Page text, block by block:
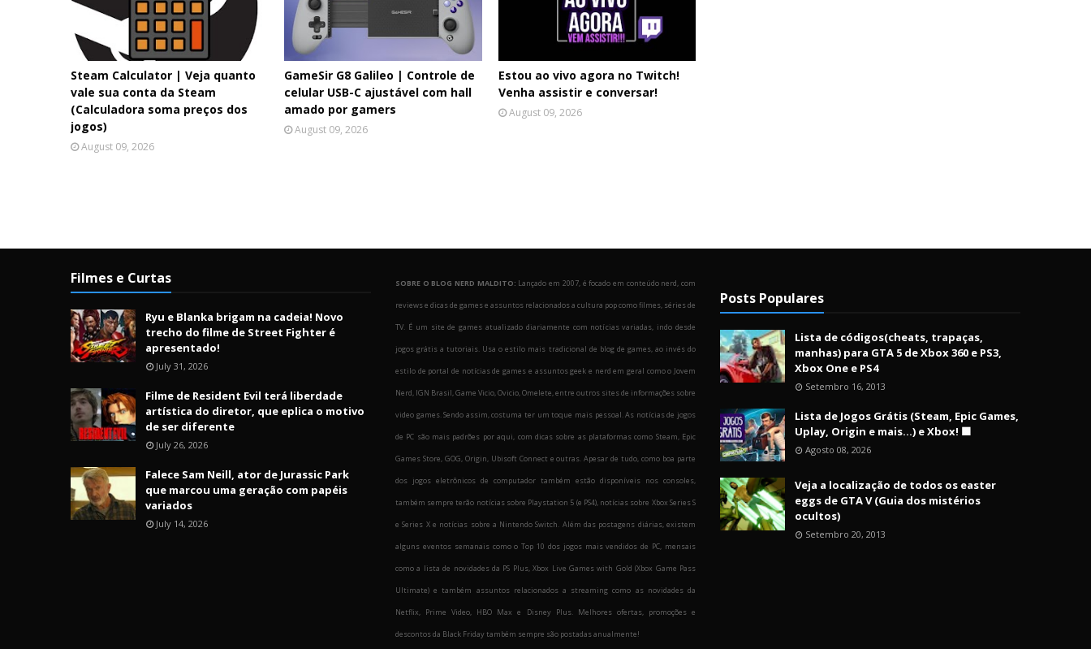
Steam Calculator | Veja quanto
vale sua conta da Steam
(Calculadora soma preços dos
jogos)
August 09, 2026
GameSir G8 Galileo | Controle de
celular USB-C ajustável com hall
amado por gamers
August 09, 2026
Estou ao vivo agora no Twitch!
Venha assistir e conversar!
August 09, 2026
Filmes e Curtas
Ryu e Blanka brigam na cadeia! Novo
trecho do filme de Street Fighter é
apresentado!
July 31, 2026
Filme de Resident Evil terá liberdade
artística do diretor, que eplica o motivo
de ser diferente
July 26, 2026
Falece Sam Neill, ator de Jurassic Park
que marcou uma geração com papéis
variados
July 14, 2026
SOBRE O BLOG NERD MALDITO: Lançado em 2007, é focado em conteúdo nerd, com
reviews e dicas de games e assuntos relacionados a cultura pop como filmes, séries de
TV. É um site de games atualizado diariamente com notícias variadas, indo desde
jogos grátis a tutoriais. Usa o estilo mais tradicional de blog de games, ao invés do
estilo de portal de notícias de games e assuntos geek e nerd em geral como o Jovem
Nerd, IGN Brasil, Game Vicio, Ovicio, Omelete, entre outros sites de informações sobre
video games. Sendo assim, costuma ter um toque mais pessoal. As notícias de jogos
de PC são mais padrões por aqui, com dicas sobre as plataformas como Steam, Epic
Games Store, GOG, Origin, Ubisoft Connect e outras. Apesar de tudo, como boa parte
dos jogos eletrônicos de computador também estão disponíveis nos consoles,
também sempre terão notícias sobre Playstation 5 (e PS4), notícias sobre Xbox Series S
e Series X e notícias sobre a Nintendo Switch. Além das postagens diárias, existem
alguns eventos semanais como o Top 10 dos jogos mais vendidos de PC, mensais
como a lista de novidades da PS Plus, Xbox Live Games with Gold (Xbox Game Pass
Ultimate) e também assuntos relacionados a streaming como as novidades da
Netflix, Prime Video, HBO Max e Disney Plus. Melhores ofertas, promoções e
descontos da Black Friday também sempre são postadas anualmente!
Posts Populares
Lista de códigos(cheats, trapaças,
manhas) para GTA 5 de Xbox 360 e PS3,
Xbox One e PS4
Setembro 16, 2013
Lista de Jogos Grátis (Steam, Epic Games,
Uplay, Origin e mais...) e Xbox! 🟩
Agosto 08, 2026
Veja a localização de todos os easter
eggs de GTA V (Guia dos mistérios
ocultos)
Setembro 20, 2013